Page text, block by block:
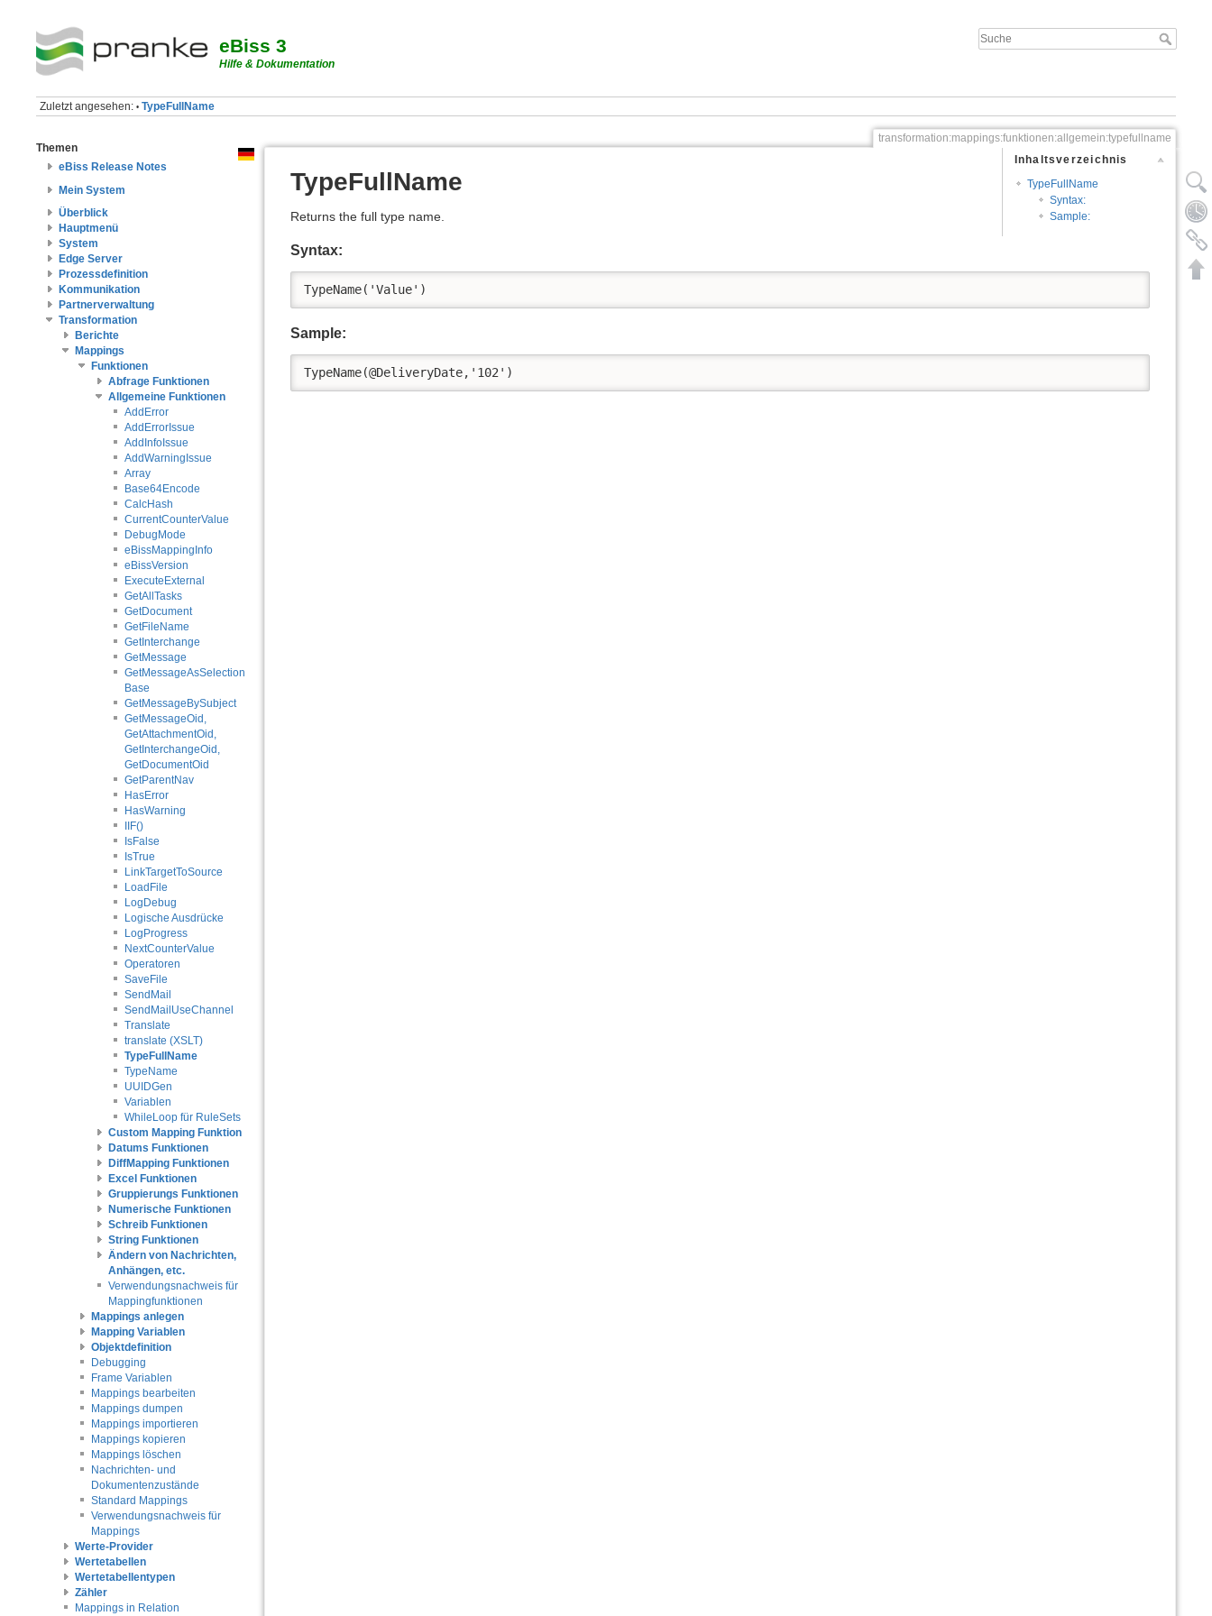
eBiss 3
Hilfe & Dokumentation
Zuletzt angesehen: • TypeFullName
Themen
eBiss Release Notes
Mein System
Überblick
Hauptmenü
System
Edge Server
Prozessdefinition
Kommunikation
Partnerverwaltung
Transformation
Berichte
Mappings
Funktionen
Abfrage Funktionen
Allgemeine Funktionen
AddError
AddErrorIssue
AddInfoIssue
AddWarningIssue
Array
Base64Encode
CalcHash
CurrentCounterValue
DebugMode
eBissMappingInfo
eBissVersion
ExecuteExternal
GetAllTasks
GetDocument
GetFileName
GetInterchange
GetMessage
GetMessageAsSelection
Base
GetMessageBySubject
GetMessageOid,
GetAttachmentOid,
GetInterchangeOid,
GetDocumentOid
GetParentNav
HasError
HasWarning
IIF()
IsFalse
IsTrue
LinkTargetToSource
LoadFile
LogDebug
Logische Ausdrücke
LogProgress
NextCounterValue
Operatoren
SaveFile
SendMail
SendMailUseChannel
Translate
translate (XSLT)
TypeFullName
TypeName
UUIDGen
Variablen
WhileLoop für RuleSets
Custom Mapping Funktion
Datums Funktionen
DiffMapping Funktionen
Excel Funktionen
Gruppierungs Funktionen
Numerische Funktionen
Schreib Funktionen
String Funktionen
Ändern von Nachrichten,
Anhängen, etc.
Verwendungsnachweis für
Mappingfunktionen
Mappings anlegen
Mapping Variablen
Objektdefinition
Debugging
Frame Variablen
Mappings bearbeiten
Mappings dumpen
Mappings importieren
Mappings kopieren
Mappings löschen
Nachrichten- und
Dokumentenzustände
Standard Mappings
Verwendungsnachweis für
Mappings
Werte-Provider
Wertetabellen
Wertetabellentypen
Zähler
Mappings in Relation
transformation:mappings:funktionen:allgemein:typefullname
Inhaltsverzeichnis
TypeFullName
Syntax:
Sample:
TypeFullName
Returns the full type name.
Syntax:
TypeName('Value')
Sample:
TypeName(@DeliveryDate,'102')